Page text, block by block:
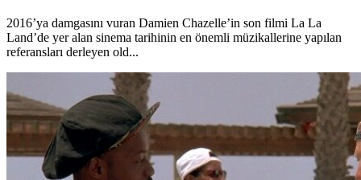
2016’ya damgasını vuran Damien Chazelle’in son filmi La La
Land’de yer alan sinema tarihinin en önemli müzikallerine yapılan
referansları derleyen old...